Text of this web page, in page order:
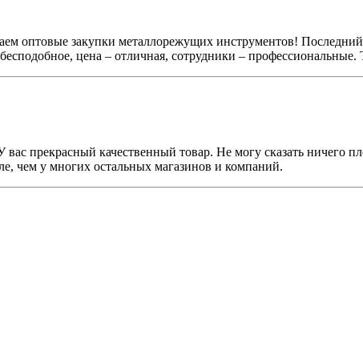
оптовые закупки металлорежущих инструментов! Последний
цена – отличная, сотрудники – профессиональные.
вас прекрасный качественный товар. Не могу сказать ничего
чем у многих остальных магазинов и компаний.